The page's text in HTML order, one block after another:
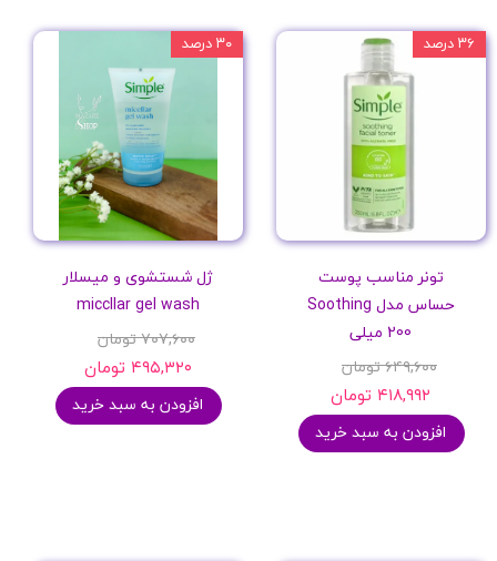
جذب سریع
فاقد چربی
تونر مناسب پوست
حساس مدل Soothing
200 میلی
۶۴۹,۶۰۰ تومان
۴۱۸,۹۹۲ تومان
افزودن به سبد خرید
۳۶ درصد
ژل شستشوی و میسلار
miccllar gel wash
۷۰۷,۶۰۰ تومان
۴۹۵,۳۲۰ تومان
افزودن به سبد خرید
۳۰ درصد